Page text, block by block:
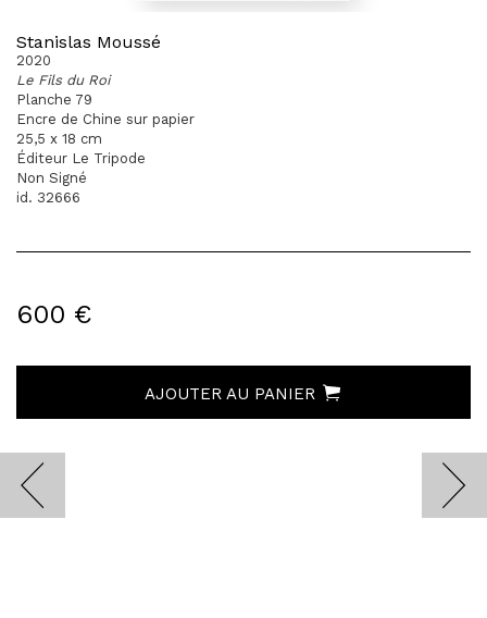
Stanislas Moussé
2020
Le Fils du Roi
Planche 79
Encre de Chine sur papier
25,5 x 18 cm
Éditeur Le Tripode
Non Signé
id. 32666
600 €
AJOUTER AU PANIER